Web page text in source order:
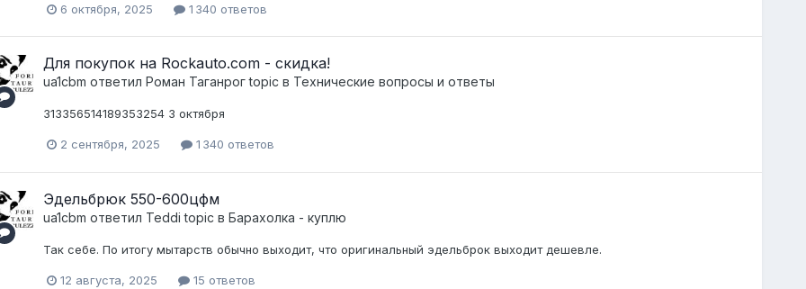
6 октября, 2025 1 340 ответов
Для покупок на Rockauto.com - скидка!
ua1cbm ответил Pоман Таганрогtopic в Технические вопросы и ответы
313356514189353254 3 октября
2 сентября, 2025 1 340 ответов
Эдельбрюк 550-600цфм
ua1cbm ответил Teddi topic в Барахолка - куплю
Так себе. По итогу мытарств обычно выходит, что оригинальный эдельброк выходит дешевле.
12 августа, 2025 15 ответов